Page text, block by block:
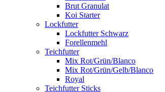
Brut Granulat
Koi Starter
Lockfutter
Lockfutter Schwarz
Forellenmehl
Teichfutter
Mix Rot/Grün/Blanco
Mix Rot/Grün/Gelb/Blanco
Royal
Teichfutter Sticks